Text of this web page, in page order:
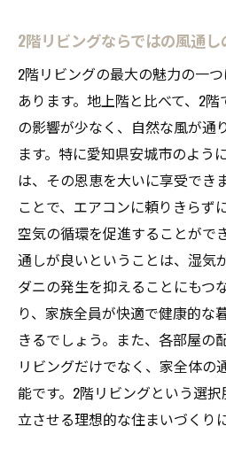
スマートホーム化で快
眺望とプライバシーを両
計法
視界を遮らない窓ガ
外部から視線を守る
プライバシーを守る
隣家との距離を活か
眺望を楽しむための
自然と調和する外観デ
愛知県安城市での2階リビ
地域特性を活かした
地元の気候に適した
災害に強い家づくり
地域コミュニティとの
2階リビングならではの風通し
2階リビングの最大の魅力の一
あります。地上階と比べて、2
の影響が少なく、自然な風が通
ます。特に愛知県安城市のよう
は、その恩恵を大いに享受でき
ことで、エアコンに頼りきらず
空気の循環を促進することがで
通しが良いということは、湿気
ダニの発生を抑えることにもつ
り、家族全員が快適で健康的な
きるでしょう。また、各部屋の
リビングだけでなく、家全体の
能です。2階リビングという選
立させる理想的な住まいづくり